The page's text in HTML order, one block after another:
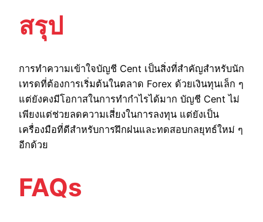
สรุป
การทำความเข้าใจบัญชี Cent เป็นสิ่งที่สำคัญสำหรับนัก
เทรดที่ต้องการเริ่มต้นในตลาด Forex ด้วยเงินทุนเล็ก ๆ
แต่ยังคงมีโอกาสในการทำกำไรได้มาก บัญชี Cent ไม่
เพียงแต่ช่วยลดความเสี่ยงในการลงทุน แต่ยังเป็น
เครื่องมือที่ดีสำหรับการฝึกฝนและทดสอบกลยุทธ์ใหม่ ๆ
อีกด้วย
FAQs